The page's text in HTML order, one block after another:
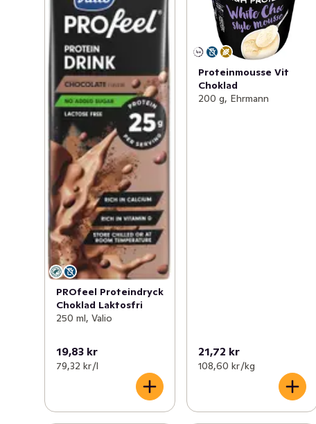
PROfeel Proteindryck
Choklad Laktosfri
250 ml, Valio
19,83 kr
79,32 kr /l
Proteinmousse Vit
Choklad
200 g, Ehrmann
21,72 kr
108,60 kr /kg